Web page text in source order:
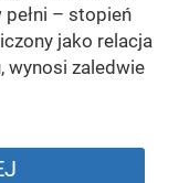
– stopień
jako relacja
wynosi zaledwie